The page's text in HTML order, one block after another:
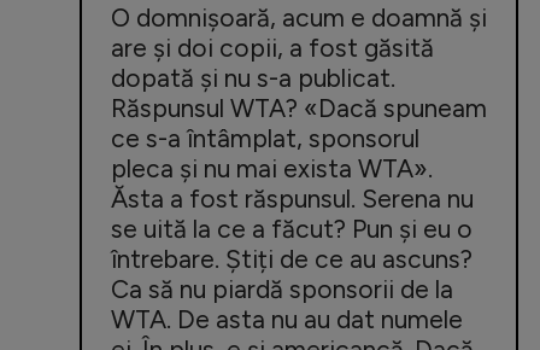
O domnișoară, acum e doamnă și
are și doi copii, a fost găsită
dopată și nu s-a publicat.
Răspunsul WTA? «Dacă spuneam
ce s-a întâmplat, sponsorul
pleca și nu mai exista WTA».
Ăsta a fost răspunsul. Serena nu
se uită la ce a făcut? Pun și eu o
întrebare. Știți de ce au ascuns?
Ca să nu piardă sponsorii de la
WTA. De asta nu au dat numele